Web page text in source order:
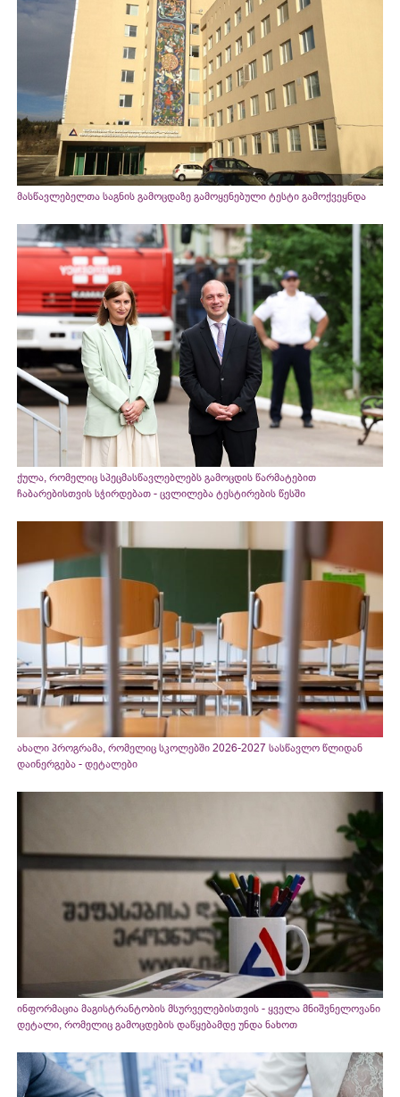
მასწავლებელთა საგნის გამოცდაზე გამოყენებული ტესტი გამოქვეყნდა
ქულა, რომელიც სპეცმასწავლებლებს გამოცდის წარმატებით
ჩაბარებისთვის სჭირდებათ - ცვლილება ტესტირების წესში
ახალი პროგრამა, რომელიც სკოლებში 2026-2027 სასწავლო წლიდან
დაინერგება - დეტალები
ინფორმაცია მაგისტრანტობის მსურველებისთვის - ყველა მნიშვნელოვანი
დეტალი, რომელიც გამოცდების დაწყებამდე უნდა ნახოთ